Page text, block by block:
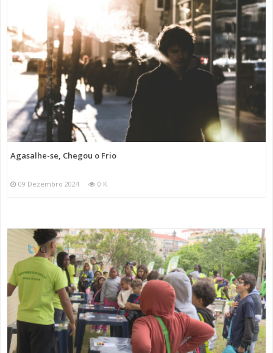
Agasalhe-se, Chegou o Frio
09 Dezembro 2024 0 K